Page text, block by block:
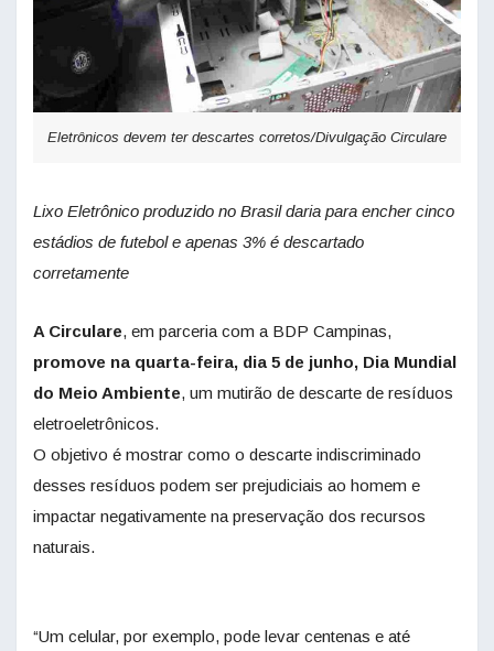
Eletrônicos devem ter descartes corretos/Divulgação Circulare
Lixo Eletrônico produzido no Brasil daria para encher cinco
estádios de futebol e apenas 3% é descartado
corretamente
A Circulare, em parceria com a BDP Campinas,
promove na quarta-feira, dia 5 de junho, Dia Mundial
do Meio Ambiente, um mutirão de descarte de resíduos
eletroeletrônicos.
O objetivo é mostrar como o descarte indiscriminado
desses resíduos podem ser prejudiciais ao homem e
impactar negativamente na preservação dos recursos
naturais.
“Um celular, por exemplo, pode levar centenas e até